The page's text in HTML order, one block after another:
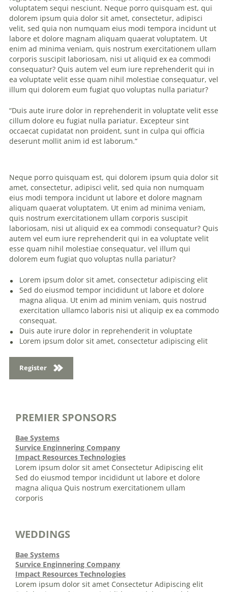
voluptatem sequi nesciunt. Neque porro quisquam est, qui
dolorem ipsum quia dolor sit amet, consectetur, adipisci
velit, sed quia non numquam eius modi tempora incidunt ut
labore et dolore magnam aliquam quaerat voluptatem. Ut
enim ad minima veniam, quis nostrum exercitationem ullam
corporis suscipit laboriosam, nisi ut aliquid ex ea commodi
consequatur? Quis autem vel eum iure reprehenderit qui in
ea voluptate velit esse quam nihil molestiae consequatur, vel
illum qui dolorem eum fugiat quo voluptas nulla pariatur?
“Duis aute irure dolor in reprehenderit in voluptate velit esse
cillum dolore eu fugiat nulla pariatur. Excepteur sint
occaecat cupidatat non proident, sunt in culpa qui officia
deserunt mollit anim id est laborum.”
Neque porro quisquam est, qui dolorem ipsum quia dolor sit
amet, consectetur, adipisci velit, sed quia non numquam
eius modi tempora incidunt ut labore et dolore magnam
aliquam quaerat voluptatem. Ut enim ad minima veniam,
quis nostrum exercitationem ullam corporis suscipit
laboriosam, nisi ut aliquid ex ea commodi consequatur? Quis
autem vel eum iure reprehenderit qui in ea voluptate velit
esse quam nihil molestiae consequatur, vel illum qui
dolorem eum fugiat quo voluptas nulla pariatur?
Lorem ipsum dolor sit amet, consectetur adipiscing elit
Sed do eiusmod tempor incididunt ut labore et dolore
magna aliqua. Ut enim ad minim veniam, quis nostrud
exercitation ullamco laboris nisi ut aliquip ex ea commodo
consequat.
Duis aute irure dolor in reprehenderit in voluptate
Lorem ipsum dolor sit amet, consectetur adipiscing elit
Register
PREMIER SPONSORS
Bae Systems
Survice Enginnering Company
Impact Resources Technologies
Lorem ipsum dolor sit amet Consectetur Adipiscing elit
Sed do eiusmod tempor incididunt ut labore et dolore
magna aliqua Quis nostrum exercitationem ullam
corporis
WEDDINGS
Bae Systems
Survice Enginnering Company
Impact Resources Technologies
Lorem ipsum dolor sit amet Consectetur Adipiscing elit